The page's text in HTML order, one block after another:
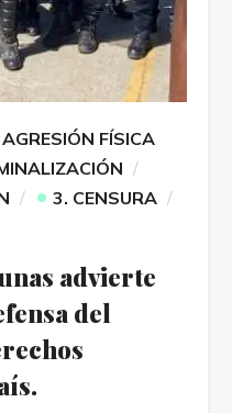
FÍSICA
• 3. CENSURA
advierte
del